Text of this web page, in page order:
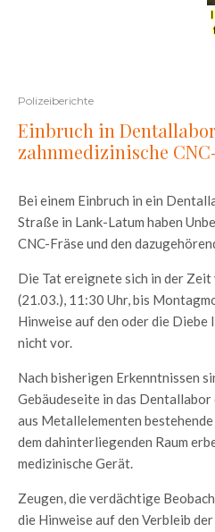
Polizeiberichte
Einbruch in
zahnmedizinische
Bei einem Einbruch in ein
Straße in Lank-Latum haben
CNC-Fräse und den
Die Tat ereignete sich in der
(21.03.), 11:30 Uhr, bis
Hinweise auf den oder die
nicht vor.
Nach bisherigen Erkenntnissen
Gebäudeseite in das Dentallabor
aus Metallelementen
dem dahinterliegenden Raum
medizinische Gerät.
Zeugen, die verdächtige
die Hinweise auf den Verbleib